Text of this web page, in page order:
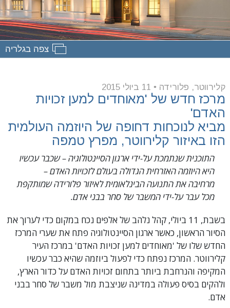
צפה בגלריה
קלירווטר, פלורידה • 11 ביולי 2015
מרכז חדש של 'מאוחדים למען זכויות
האדם'
מביא לנוכחות דחופה של היוזמה העולמית
הזו באיזור קלירווטר, מפרץ טמפה
התוכנית שנתמכת על-ידי ארגון הסיינטולוגיה – שכבר עכשיו
היא היוזמה האזרחית הגדולה בעולם לזכויות האדם –
מרחיבה את התנועה הבינלאומית לאיזור פלורידה שמותקפת
מכל עבר על-ידי המשבר של סחר בבני אדם.
בשבת, 11 ביולי, קהל נלהב של אלפים נכח במקום כדי לערוך את
הסיור הראשון, כאשר ארגון הסיינטולוגיה פתח את שערי המרכז
החדש שלו של 'מאוחדים למען זכויות האדם' במרכז העיר
קלירווטר. המרכז נפתח כדי לפעול ביוזמה שהיא כבר עכשיו
המקיפה והנרחבת ביותר בתחום זכויות האדם על כדור הארץ,
ולהקים בסיס פעולה במדינה שניצבת מול משבר של סחר בבני
אדם.